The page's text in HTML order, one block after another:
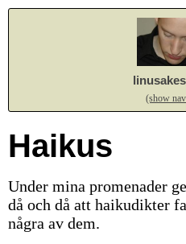
(show
Haikus
Under mina promenader
då och då att haikudikter
några av dem.